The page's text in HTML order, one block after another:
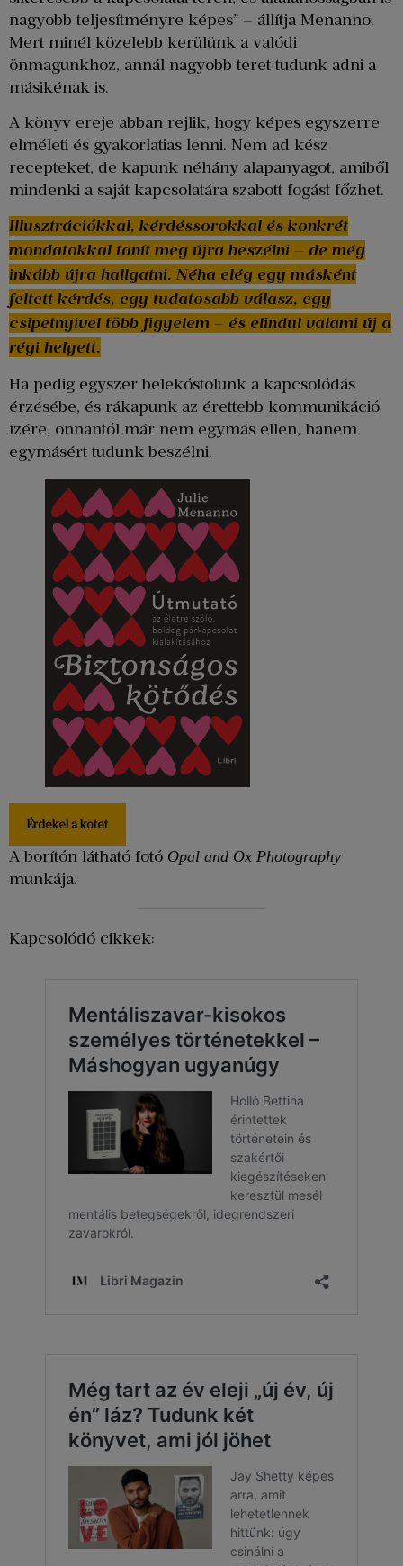
nagyobb teljesítményre képes” – állítja Menanno.
Mert minél közelebb kerülünk a valódi
önmagunkhoz, annál nagyobb teret tudunk adni a
másikénak is.
A könyv ereje abban rejlik, hogy képes egyszerre
elméleti és gyakorlatias lenni. Nem ad kész
recepteket, de kapunk néhány alapanyagot, amiből
mindenki a saját kapcsolatára szabott fogást főzhet.
Illusztrációkkal, kérdéssorokkal és konkrét
mondatokkal tanít meg újra beszélni – de még
inkább újra hallgatni. Néha elég egy másként
feltett kérdés, egy tudatosabb válasz, egy
csipetnyivel több figyelem – és elindul valami új a
régi helyett.
Ha pedig egyszer belekóstolunk a kapcsolódás
érzésébe, és rákapunk az érettebb kommunikáció
ízére, onnantól már nem egymás ellen, hanem
egymásért tudunk beszélni.
Érdekel a kötet
A borítón látható fotó Opal and Ox Photography
munkája.
Kapcsolódó cikkek: